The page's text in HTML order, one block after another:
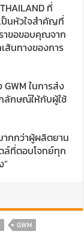
ที่
ป็นหัวใจสำคัญที่
าขอขอบคุณจาก
ส้นทางของการ
ในการส่ง
ลักษณ์ให้กับผู้ใช้
กกว่าผู้ผลิตยาน
ล์ที่ตอบโจทย์ทุก
GWM